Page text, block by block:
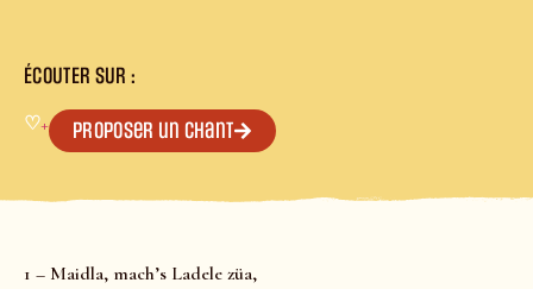
ÉCOUTER SUR :
♡+ Proposer un chant
1 – Maidla, mach’s Ladele züa,